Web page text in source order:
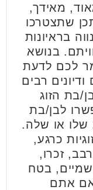
מאידך,
שתצטרכו
בראיונות
בנושא
לכם לדעת
רבים
בת הזוג
לבן/בת
או שלה.
כרגע,
זכרו,
בטח
אתם